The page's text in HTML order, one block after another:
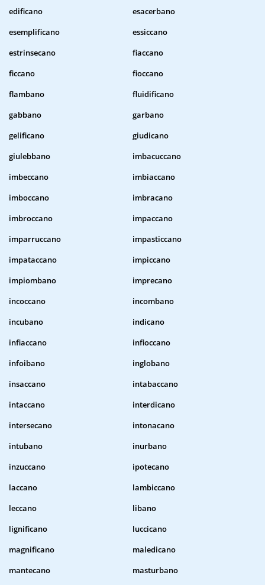
edificano
esacerbano
esemplificano
essiccano
estrinsecano
fiaccano
ficcano
fioccano
flambano
fluidificano
gabbano
garbano
gelificano
giudicano
giulebbano
imbacuccano
imbeccano
imbiaccano
imboccano
imbracano
imbroccano
impaccano
imparruccano
impasticcano
impataccano
impiccano
impiombano
imprecano
incoccano
incombano
incubano
indicano
infiaccano
infioccano
infoibano
inglobano
insaccano
intabaccano
intaccano
interdicano
intersecano
intonacano
intubano
inurbano
inzuccano
ipotecano
laccano
lambiccano
leccano
libano
lignificano
luccicano
magnificano
maledicano
mantecano
masturbano